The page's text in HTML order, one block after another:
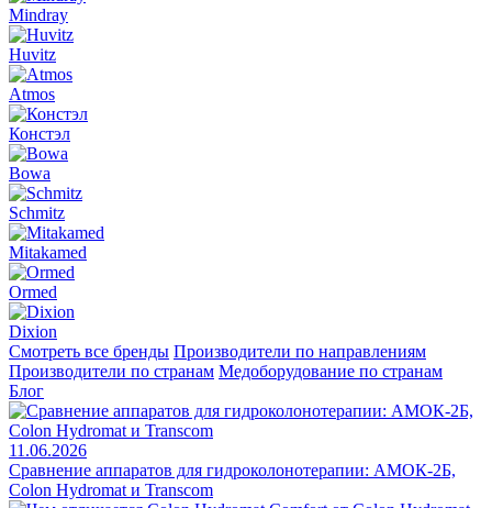
Mindray
Huvitz
Atmos
Констэл
Bowa
Schmitz
Mitakamed
Ormed
Dixion
Смотреть все бренды Производители по направлениям
Производители по странам Медоборудование по странам
Блог
11.06.2026
Сравнение аппаратов для гидроколонотерапии: АМОК-2Б,
Colon Hydromat и Transcom